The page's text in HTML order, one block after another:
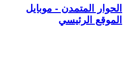
الحوار المتمدن - موبايل
الموقع الرئيسي